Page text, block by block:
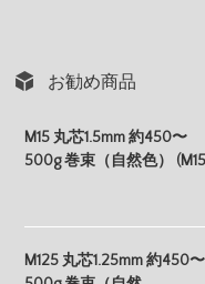
お勧め商品
M15 丸芯1.5mm 約450〜
500g 巻束（自然色）
M125 丸芯1.25mm 約450〜